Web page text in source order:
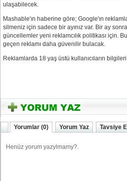
ulaşabilecek.
Mashable'ın haberine göre; Google'ın
silmeniz için sadece bir ayınız var. Bir ay
güncellemler yeni reklamcılık politikası için.
geçen reklamı daha güvenilir bulacak.
Reklamlarda 18 yaş üstü kullanıcıların
Yorumlar (0) Yorum Yaz Tavsiye